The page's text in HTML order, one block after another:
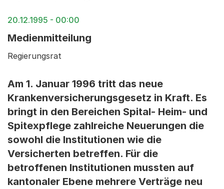
20.12.1995 - 00:00
Medienmitteilung
Regierungsrat
Am 1. Januar 1996 tritt das neue
Krankenversicherungsgesetz in Kraft. Es
bringt in den Bereichen Spital- Heim- und
Spitexpflege zahlreiche Neuerungen die
sowohl die Institutionen wie die
Versicherten betreffen. Für die
betroffenen Institutionen mussten auf
kantonaler Ebene mehrere Verträge neu